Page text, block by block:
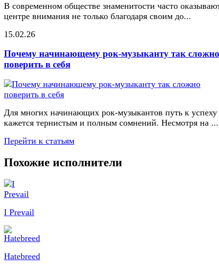
В современном обществе знаменитости часто
центре внимания не только благодаря своим до...
15.02.26
Почему начинающему рок-музыканту так сложно
поверить в себя
Для многих начинающих рок-музыкантов путь к успеху
кажется тернистым и полным сомнений. Несмотря на ...
Перейти к статьям
Похожие исполнители
I Prevail
Hatebreed